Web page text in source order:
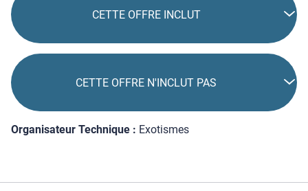
CETTE OFFRE INCLUT
CETTE OFFRE N'INCLUT PAS
Organisateur Technique : Exotismes